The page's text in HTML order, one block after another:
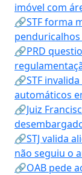
imóvel com
🔗STF forma
🔗PRD
🔗STF
automáticos
🔗Juiz
🔗STJ valida
não seguiu o
🔗OAB pede